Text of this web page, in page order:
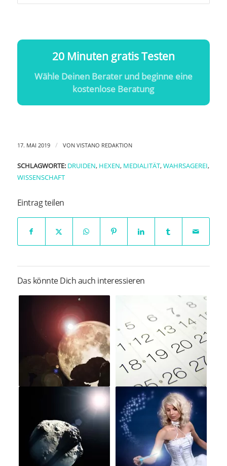
20 Minuten gratis Testen
Wähle Deinen Berater und beginne eine
kostenlose Beratung
17. MAI 2019 / VON VISTANO REDAKTION
SCHLAGWORTE: DRUIDEN, HEXEN, MEDIALITÄT,WAHRSAGEREI,
WISSENSCHAFT
Eintrag teilen
Das könnte Dich auch interessieren